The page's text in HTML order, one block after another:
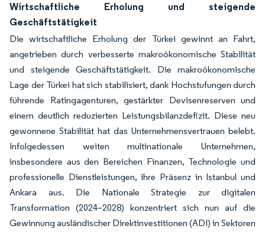
Wirtschaftliche Erholung und steigende
Geschäftstätigkeit
Die wirtschaftliche Erholung der Türkei gewinnt an Fahrt,
angetrieben durch verbesserte makroökonomische Stabilität
und steigende Geschäftstätigkeit. Die makroökonomische
Lage der Türkei hat sich stabilisiert, dank Hochstufungen durch
führende Ratingagenturen, gestärkter Devisenreserven und
einem deutlich reduzierten Leistungsbilanzdefizit. Diese neu
gewonnene Stabilität hat das Unternehmensvertrauen belebt.
Infolgedessen weiten multinationale Unternehmen,
insbesondere aus den Bereichen Finanzen, Technologie und
professionelle Dienstleistungen, ihre Präsenz in Istanbul und
Ankara aus. Die Nationale Strategie zur digitalen
Transformation (2024–2028) konzentriert sich nun auf die
Gewinnung ausländischer Direktinvestitionen (ADI) in Sektoren